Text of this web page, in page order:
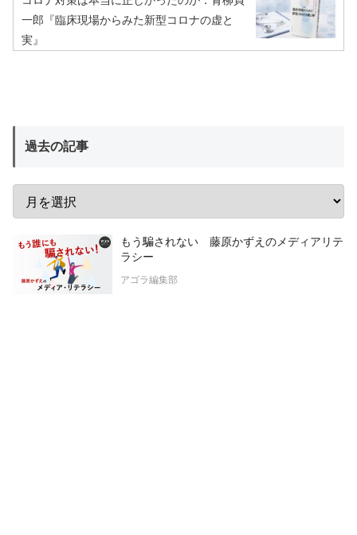
一郎『臨床現場からみた新型コロナの虚と
実』
過去の記事
もう騙されない 藤原かずえのメディアリテ
ラシー
アゴラ編集部